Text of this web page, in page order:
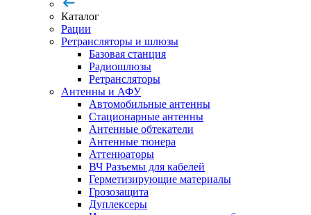
Каталог
Рации
Ретрансляторы и шлюзы
Базовая станция
Радиошлюзы
Ретрансляторы
Антенны и АФУ
Автомобильные антенны
Стационарные антенны
Антенные обтекатели
Антенные тюнера
Аттенюаторы
ВЧ Разъемы для кабелей
Герметизирующие материалы
Грозозащита
Дуплексеры